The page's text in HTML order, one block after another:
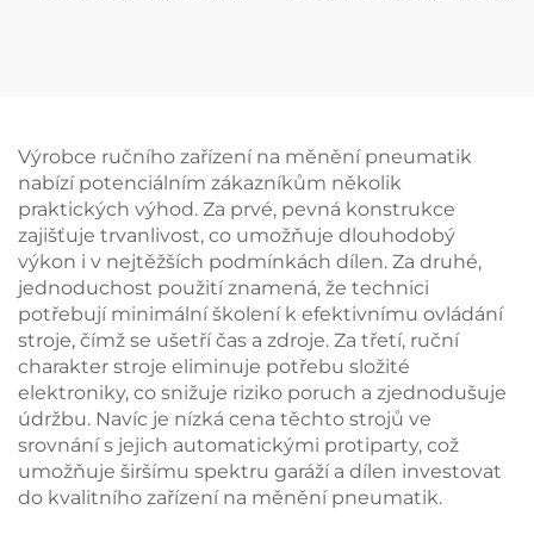
Výrobce ručního zařízení na měnění pneumatik
nabízí potenciálním zákazníkům několik
praktických výhod. Za prvé, pevná konstrukce
zajišťuje trvanlivost, co umožňuje dlouhodobý
výkon i v nejtěžších podmínkách dílen. Za druhé,
jednoduchost použití znamená, že technici
potřebují minimální školení k efektivnímu ovládání
stroje, čímž se ušetří čas a zdroje. Za třetí, ruční
charakter stroje eliminuje potřebu složité
elektroniky, co snižuje riziko poruch a zjednodušuje
údržbu. Navíc je nízká cena těchto strojů ve
srovnání s jejich automatickými protiparty, což
umožňuje širšímu spektru garáží a dílen investovat
do kvalitního zařízení na měnění pneumatik.